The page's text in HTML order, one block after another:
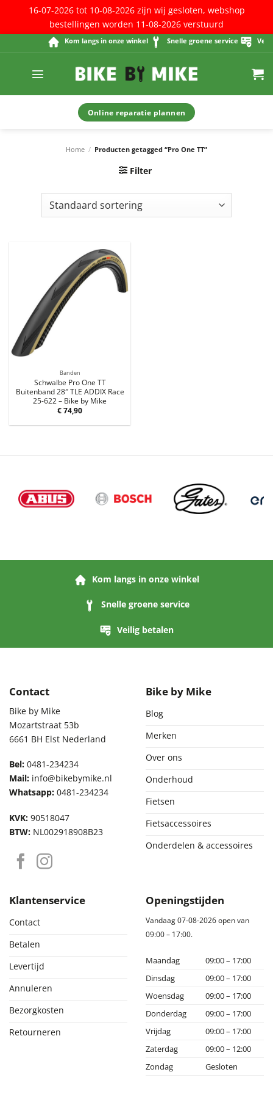
16-07-2026 tot 10-08-2026 zijn wij gesloten, webshop
bestellingen worden 11-08-2026 verstuurd
naar
Kom langs in onze winkel Snelle groene service Veilig
Online reparatie plannen
Home / Producten getagged “Pro One TT”
Filter
Banden
Schwalbe Pro One TT
Buitenband 28″ TLE ADDIX Race
25-622 – Bike by Mike
€74,90
Kom langs in onze winkel
Snelle groene service
Veilig betalen
Contact
Bike by Mike
Mozartstraat 53b
6661 BH Elst Nederland
Bel: 0481-234234
Mail: info@bikebymike.nl
Whatsapp: 0481-234234
KVK: 90518047
BTW: NL002918908B23
Bike by Mike
Blog
Merken
Over ons
Onderhoud
Fietsen
Fietsaccessoires
Onderdelen & accessoires
Klantenservice
Contact
Betalen
Levertijd
Annuleren
Bezorgkosten
Retourneren
Openingstijden
Vandaag 07-08-2026 open van
09:00 – 17:00.
Maandag
09:00 – 17:00
Dinsdag
09:00 – 17:00
Woensdag
09:00 – 17:00
Donderdag
09:00 – 17:00
Vrijdag
09:00 – 17:00
Zaterdag
09:00 – 12:00
Zondag
Gesloten